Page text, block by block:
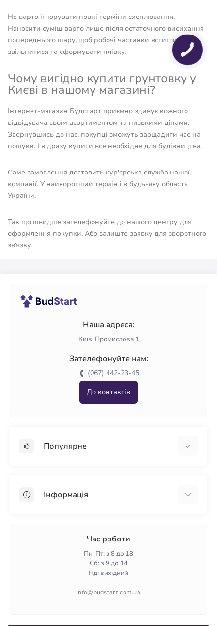
Не варто ігнорувати повні терміни схоплювання.
Наносити суміш варто лише після остаточного висихання
попереднього шару, щоб робочі частинки встигли
звільнитися та сформувати плівку.
Чому вигідно купити грунтовку у
Києві в нашому магазині?
Інтернет-магазин Будстарт приємно здивує кожного
відвідувача своїм асортиментом та низькими цінами.
Звернувшись до нас, покупці зможуть заощадити час на
пошуки. І відразу купити все необхідне для будівництва.
Саме замовлення доставить кур'єрська служба нашої
компанії. У найкоротший термін і в будь-яку область
України.
Так що швидше зателефонуйте до нашого центру для
оформлення покупки. Або залиште заявку для зворотного
зв'язку.
Наша адреса:
Київ, Промислова 1
Зателефонуйте нам:
(067) 442-23-45
До контактів
Популярне
ПінопластІнформація
Гарантія та повернення
Політика конфіденційності
Час роботи
Пн-Пт: з 8 до 18
Сб: з 9 до 14
Нд: вихідний
info@budstart.com.ua